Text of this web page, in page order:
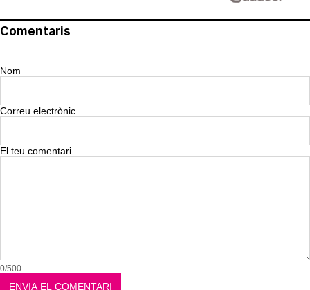
Comentaris
Nom
Correu electrònic
El teu comentari
0/500